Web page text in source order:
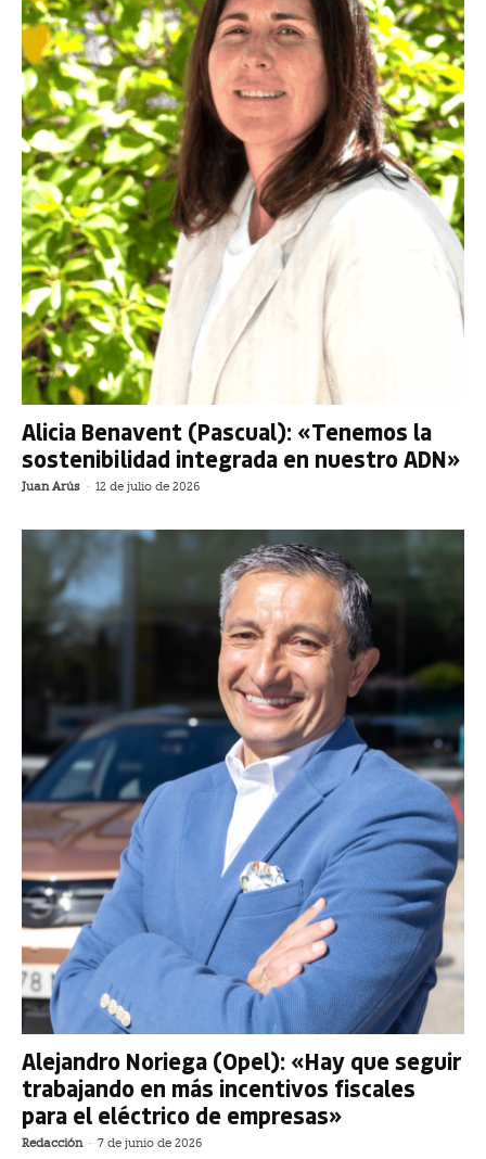
Alicia Benavent (Pascual): «Tenemos la
sostenibilidad integrada en nuestro ADN»
Juan Arús - 12 de julio de 2026
Alejandro Noriega (Opel): «Hay que seguir
trabajando en más incentivos fiscales
para el eléctrico de empresas»
Redacción - 7 de junio de 2026